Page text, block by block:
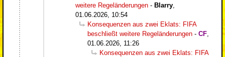
weitere Regeländerungen - Blarry
01.06.2026, 10:54
Konsequenzen aus zwei Eklats: FIFA
beschließt weitere Regeländerungen - CF
01.06.2026, 11:26
Konsequenzen aus zwei Eklats: FIFA